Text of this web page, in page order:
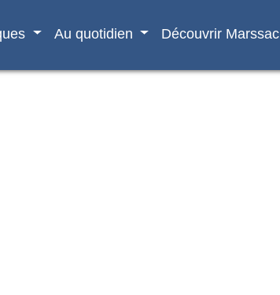
Au quotidien Découvrir Marssac